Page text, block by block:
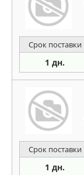
Срок поставки
1 дн.
Срок поставки
1 дн.